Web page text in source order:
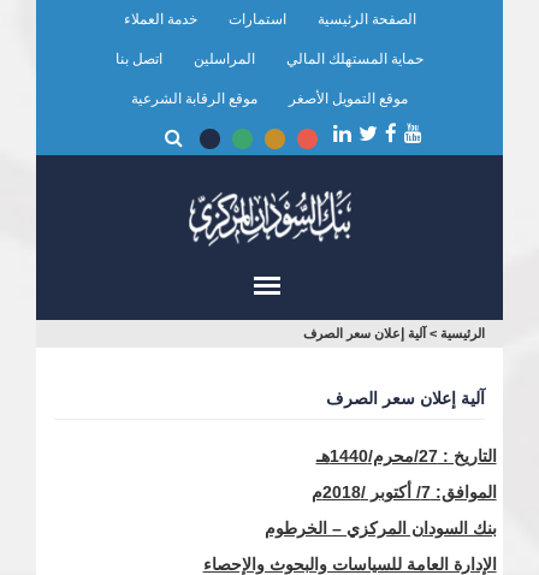
الصفحة الرئيسية استمارات خدمة العملاء
حماية المستهلك المالي المراسلين اتصل بنا
موقع التمويل الأصغر موقع الرقابة الشرعية
أنت
هنا
الرئيسية > آلية إعلان سعر الصرف
آلية إعلان سعر الصرف
التاريخ : 27/محرم/1440هـ
الموافق:7/ أكتوبر /2018م
بنك السودان المركزي – الخرطوم
الإدارة العامة للسياسات والبحوث والإحصاء